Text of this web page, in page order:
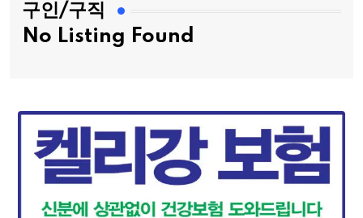
구인/구직
No Listing Found